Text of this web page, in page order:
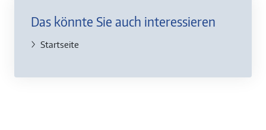
Das könnte Sie auch interessieren
Startseite